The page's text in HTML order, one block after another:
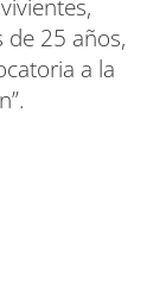
de 25 años,
a la